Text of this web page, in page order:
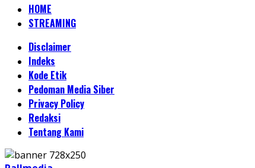
HOME
STREAMING
Disclaimer
Indeks
Kode Etik
Pedoman Media Siber
Privacy Policy
Redaksi
Tentang Kami